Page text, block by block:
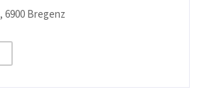
, 6900 Bregenz